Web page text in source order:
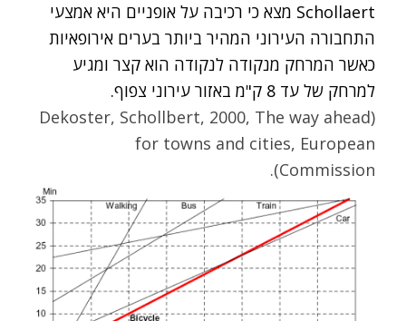
Schollaert מצא כי רכיבה על אופניים היא אמצעי
התחבורה העירוני המהיר ביותר בערים אירופאיות
כאשר המרחק מנקודה לנקודה הוא קצר ומגיע
למרחק של עד 8 ק"מ באזור עירוני צפוף.
(Dekoster, Schollbert, 2000, The way ahead
for towns and cities, European
Commission)
.